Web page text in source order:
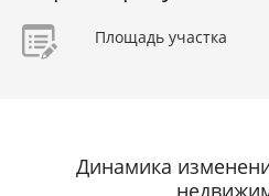
Площадь участка
Динамика